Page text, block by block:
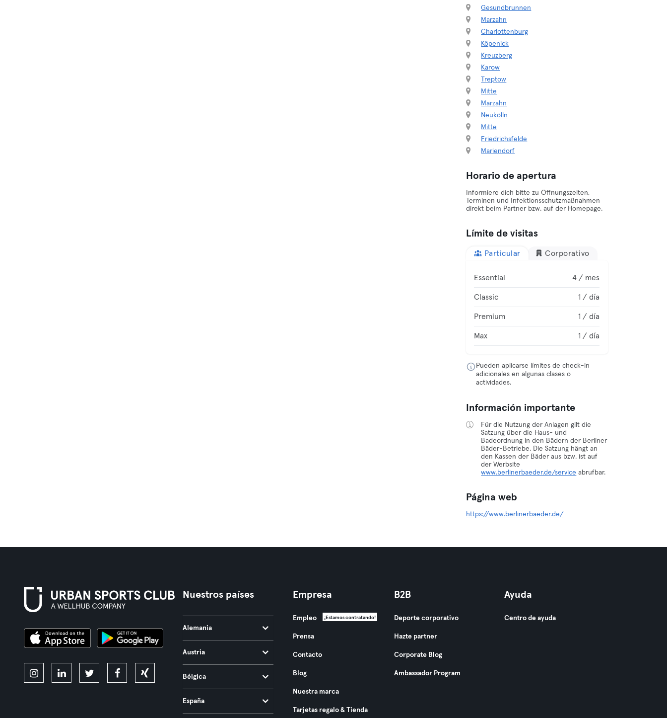
Gesundbrunnen
Marzahn
Charlottenburg
Köpenick
Kreuzberg
Karow
Treptow
Mitte
Marzahn
Neukölln
Mitte
Friedrichsfelde
Mariendorf
Horario de apertura
Informiere dich bitte zu Öffnungszeiten,
Terminen und Infektionsschutzmaßnahmen
direkt beim Partner bzw. auf der Homepage.
Límite de visitas
Particular Corporativo
Essential 4 / mes
Classic 1 / día
Premium 1 / día
Max 1 / día
Pueden aplicarse límites de check-in
adicionales en algunas clases o
actividades.
Información importante
Für die Nutzung der Anlagen gilt die
Satzung über die Haus- und
Badeordnung in den Bädern der Berliner
Bäder-Betriebe. Die Satzung hängt an
den Kassen der Bäder aus bzw. ist auf
der Werbsite
www.berlinerbaeder.de/service abrufbar.
Página web
https://www.berlinerbaeder.de/
Nuestros países
Alemania
Austria
Bélgica
España
Empresa
Empleo ¡Estamos contratando!
Prensa
Contacto
Blog
Nuestra marca
Tarjetas regalo & Tienda
B2B
Deporte corporativo
Hazte partner
Corporate Blog
Ambassador Program
Ayuda
Centro de ayuda